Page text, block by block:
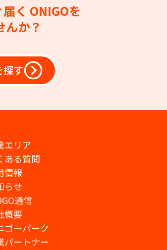
く ONIGOを
んか？
探す
エリア
ある質問
情報
らせ
通信
概要
ゴーパーク
パートナー